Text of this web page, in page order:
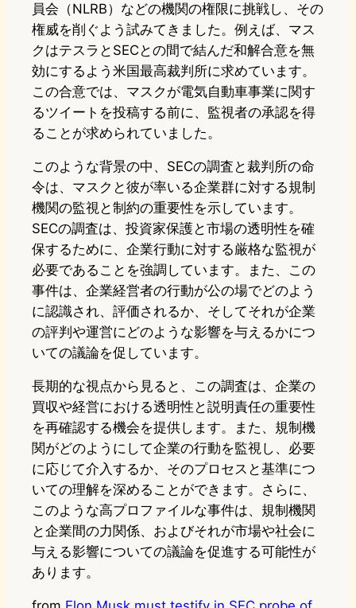
員会（NLRB）などの機関の権限に挑戦し、その
権威を削ぐよう試みてきました。例えば、マス
クはテスラとSECとの間で結んだ和解合意を無
効にするよう米国最高裁判所に求めています。
この合意では、マスクが電気自動車事業に関す
るツイートを投稿する前に、監視者の承認を得
ることが求められていました。
このような背景の中、SECの調査と裁判所の命
令は、マスクと彼が率いる企業群に対する規制
機関の監視と制約の重要性を示しています。
SECの調査は、投資家保護と市場の透明性を確
保するために、企業行動に対する厳格な監視が
必要であることを強調しています。また、この
事件は、企業経営者の行動が公の場でどのよう
に認識され、評価されるか、そしてそれが企業
の評判や運営にどのような影響を与えるかにつ
いての議論を促しています。
長期的な視点から見ると、この調査は、企業の
買収や経営における透明性と説明責任の重要性
を再確認する機会を提供します。また、規制機
関がどのようにして企業の行動を監視し、必要
に応じて介入するか、そのプロセスと基準につ
いての理解を深めることができます。さらに、
このような高プロファイルな事件は、規制機関
と企業間の力関係、およびそれが市場や社会に
与える影響についての議論を促進する可能性が
あります。